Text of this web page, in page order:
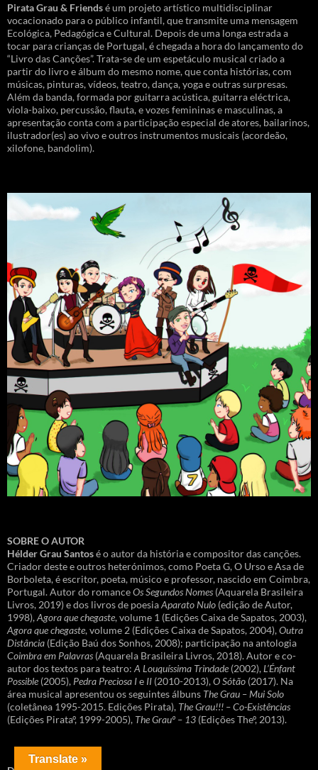
Pirata Grau & Friendsé um projeto artístico multidisciplinar
vocacionado para o público infantil, que transmite uma mensagem
Ecológica, Pedagógica e Cultural. Depois de uma longa estrada a
tocar para crianças de Portugal, é chegada a hora do lançamento do
“Livro das Canções”. Trata-se de um espetáculo musical criado a
partir do livro e álbum do mesmo nome, que conta histórias, com
músicas, pinturas, vídeos, teatro, dança, yoga e outras surpresas.
Além da banda, formada por guitarra acústica, guitarra eléctrica,
viola-baixo, percussão, flauta, e vozes femininas e masculinas, a
apresentação conta com a participação especial de atores, bailarinos,
ilustrador(es) ao vivo e outros instrumentos musicais (acordeão,
xilofone, bandolim).
SOBRE O AUTOR
Hélder Grau Santosé o autor da história e compositor das canções.
Criador deste e outros heterónimos, como Poeta G, O Urso e Asa de
Borboleta, é escritor, poeta, músico e professor, nascido em Coimbra,
Portugal. Autor do romanceOs Segundos Nomes (Aquarela Brasileira
Livros, 2019) e dos livros de poesiaAparato Nulo (edição de Autor,
1998),Agora que chegaste, volume 1 (Edições Caixa de Sapatos, 2003),
Agora que chegaste, volume 2 (Edições Caixa de Sapatos, 2004),Outra
Distância (Edição Baú dos Sonhos, 2008); participação na antologia
Coimbra em Palavras (Aquarela Brasileira Livros, 2018). Autor e co-
autor dos textos para teatro: A Louquíssima Trindade (2002),L’Énfant
Possible (2005), Pedra Preciosa Ie II (2010-2013),O Sótão (2017). Na
área musical apresentou os seguintes álbuns The Grau – Mui Solo
(coletânea 1995-2015. Edições Pirata), The Grau!!! – Co-Existências
(Edições Pirataº, 1999-2005), The Grauº – 13 (Edições Theº, 2013).
Translate »